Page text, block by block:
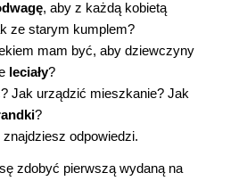
, aby z każdą kobietą
ze starym kumplem?
mam być, aby dziewczyny
leciały?
Jak urządzić mieszkanie? Jak
?
znajdziesz odpowiedzi.
zdobyć pierwszą wydaną na